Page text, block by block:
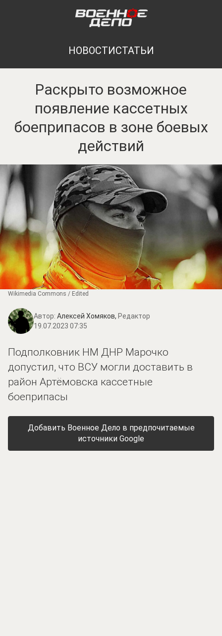
НОВОСТИСТАТЬИ
Раскрыто возможное
появление кассетных
боеприпасов в зоне боевых
действий
Wikimedia Commons / Edited
Автор: Алексей Хомяков, Редактор
19.07.2023 07:35
Подполковник НМ ДНР Марочко
допустил, что ВСУ могли доставить в
район Артёмовска кассетные
боеприпасы
Добавить Военное Дело в предпочитаемые
источники Google